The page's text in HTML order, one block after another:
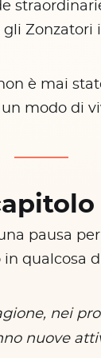
Zonzatori
è mai
un modo di
pausa
qualcosa
nei
nuove